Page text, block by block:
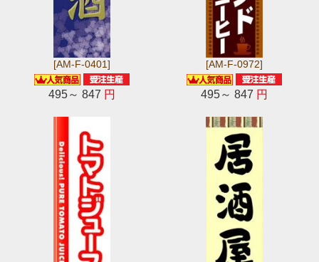
[AM-F-0401]
495～ 847 円
[AM-F-0972]
495～ 847 円